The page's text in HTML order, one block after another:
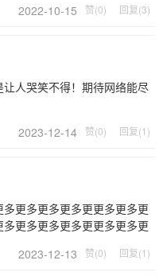
2022-10-15
赞(0) 回复(3)
人哭笑不得！期待网络能尽
2023-12-14
赞(0) 回复(1)
更多更多更多更更多更多更
更多更多更多更更多更多更
2023-12-13
赞(0) 回复(1)